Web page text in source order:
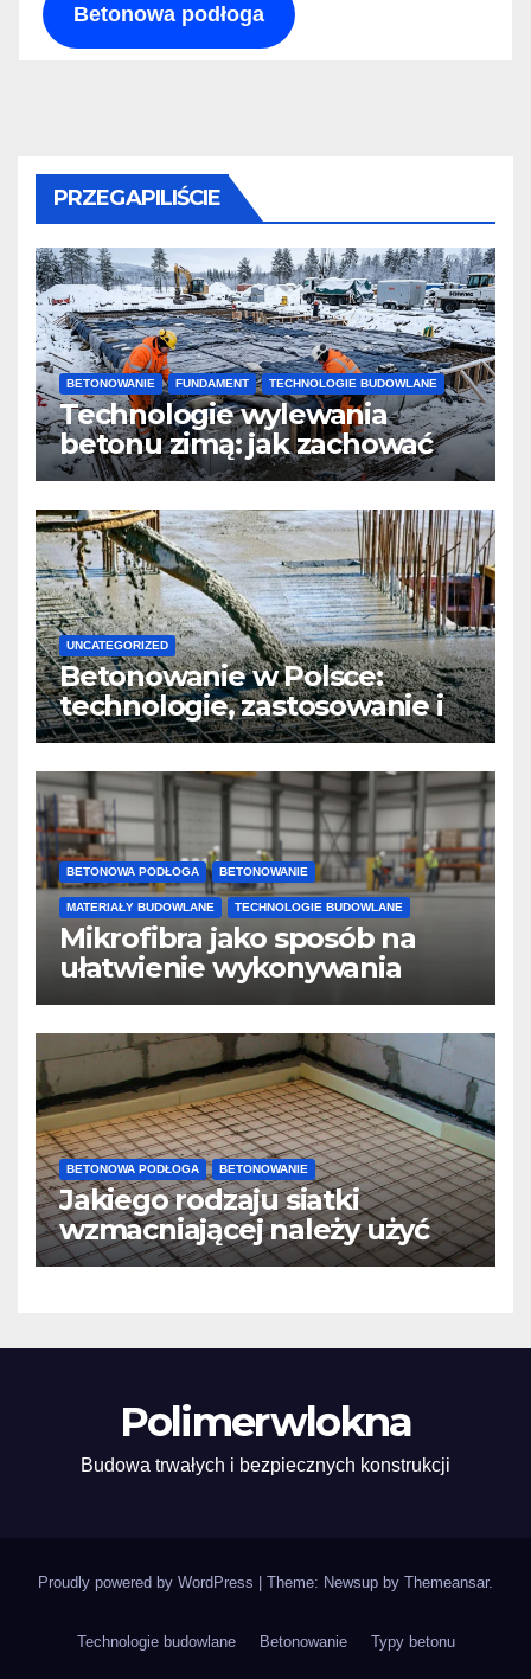
Betonowa podłoga
PRZEGAPILIŚCIE
BETONOWANIE FUNDAMENT TECHNOLOGIE BUDOWLANE
Technologie wylewania
betonu zimą: jak zachować
jakość i przyspieszyć
twardnienie
UNCATEGORIZED
Betonowanie w Polsce:
technologie, zastosowanie i
design
BETONOWA PODŁOGA BETONOWANIE
MATERIAŁY BUDOWLANE TECHNOLOGIE BUDOWLANE
Mikrofibra jako sposób na
ułatwienie wykonywania
posadzek betonowych i
konstrukcji
BETONOWA PODŁOGA BETONOWANIE
Jakiego rodzaju siatki
wzmacniającej należy użyć
do wylewek podłogowych?
Polimerwlokna
Budowa trwałych i bezpiecznych konstrukcji
Proudly powered by WordPress | Theme: Newsup by Themeansar.
Technologie budowlane Betonowanie Typy betonu